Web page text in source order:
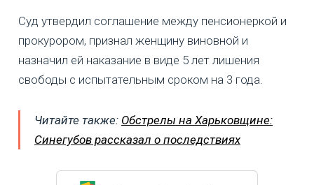
Суд утвердил соглашение между пенсионеркой и
прокурором, признал женщину виновной и
назначил ей наказание в виде 5 лет лишения
свободы с испытательным сроком на 3 года.
Читайте также: Обстрелы на Харьковщине:
Синегубов рассказал о последствиях